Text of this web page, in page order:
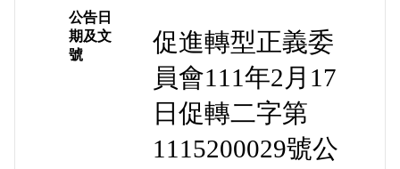
公告日
期及文
號
促進轉型正義委
員會111年2月17
日促轉二字第
1115200029號公